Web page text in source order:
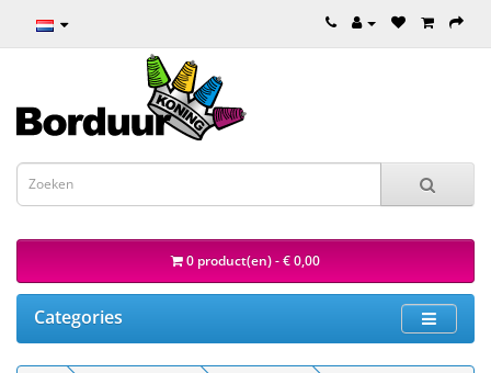
0 product(en) - € 0,00
Categories